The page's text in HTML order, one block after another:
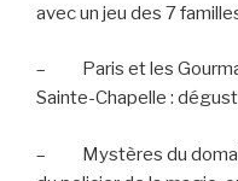
avec un jeu des 7
–
Paris et les
Sainte-Chapelle :
–
Mystères du